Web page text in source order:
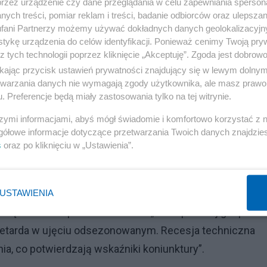
opinię, że „Kryzys dobije PiS przed wyborami”.
na to. Jak zajrzeć na opozycyjnego Twittera, to
nas zaleje, ale agencje ratingowe i rynki mają
się od lutego, w ogóle nie widać żadnej ściany i
Reklama
gospodarczy mimo pandemii i kryzysu. Plus
plus 2,5 procent
mBanku sprzed dwóch dni: „Duch polskiej
w ujęciu odsezonowanym. Recesja techniczna
co potwierdzają wskaźniki koniunktury”.
treści, pomiar reklam i treści, badanie odbiorców oraz
Partnerzy możemy używać dokładnych danych
urządzenia do celów identyfikacji. Ponieważ cenimy Twoją
tych technologii poprzez kliknięcie „Akceptuję”. Zgoda jest
przycisk ustawień prywatności znajdujący się w lewym
danych nie wymagają zgody użytkownika, ale masz
Preferencje będą miały zastosowania tylko na tej witrynie.
informacjami, abyś mógł świadomie i komfortowo korzystać z
informacje dotyczące przetwarzania Twoich danych
oraz po kliknięciu w „Ustawienia”.
USTAWIENIA